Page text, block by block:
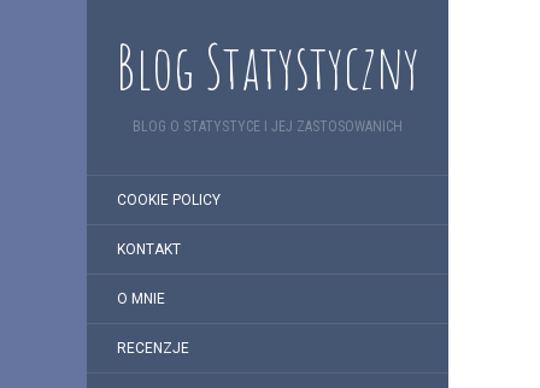
Blog Statystyczny
BLOG O STATYSTYCE I JEJ ZASTOSOWANICH
COOKIE POLICY
KONTAKT
O MNIE
RECENZJE